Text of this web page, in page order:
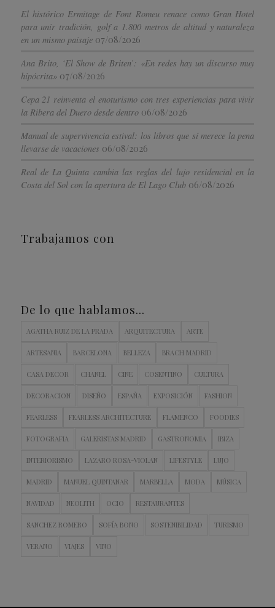
El histórico Ermitage de Font Romeu renace como Gran Hotel
para unir tradición, golf a 1.800 metros de altitud y naturaleza
en un mismo paisaje 07/08/2026
Ana Brito, ‘El Show de Briten’: «En redes hay un discurso muy
hipócrita» 07/08/2026
Cepa 21 reinventa el enoturismo con tres experiencias para vivir
la Ribera del Duero desde dentro 06/08/2026
Manual de supervivencia estival: los libros que sí merece la pena
llevarse de vacaciones 06/08/2026
Real de La Quinta cambia las reglas del lujo residencial en la
Costa del Sol con la apertura de El Lago Club 06/08/2026
Trabajamos con
De lo que hablamos…
AGATHA RUIZ DE LA PRADA ARQUITECTURA ARTE
ARTESANIA BARCELONA BELLEZA BRACH MADRID
CASA DECOR CHANEL CINE COSENTINO CULTURA
DECORACION DISEÑO ESPAÑA EXPOSICIÓN FASHION
FEARLESS FEARLESS ARCHITECTURE FLAMENCO FOODIES
FOTOGRAFIA GALERISTAS MADRID GASTRONOMIA IBIZA
INTERIORISMO LAZARO ROSA-VIOLAN LIFESTYLE LUJO
MADRID MANUEL QUINTANAR MARBELLA MODA MÚSICA
NAVIDAD NEOLITH OCIO RESTAURANTES
SANCHEZ ROMERO SOFÍA BONO SOSTENIBILIDAD TURISMO
VERANO VIAJES VINO